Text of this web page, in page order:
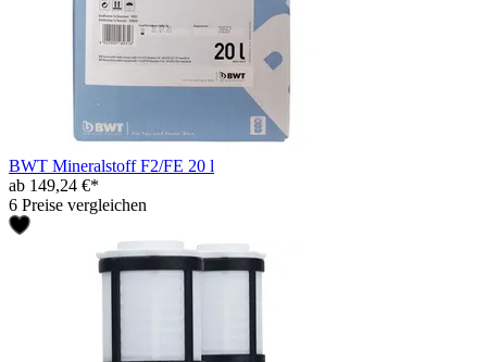
BWT Mineralstoff F2/FE 20 l
ab 149,24 €*
6 Preise vergleichen